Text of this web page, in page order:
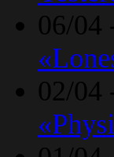
06/04
02/04